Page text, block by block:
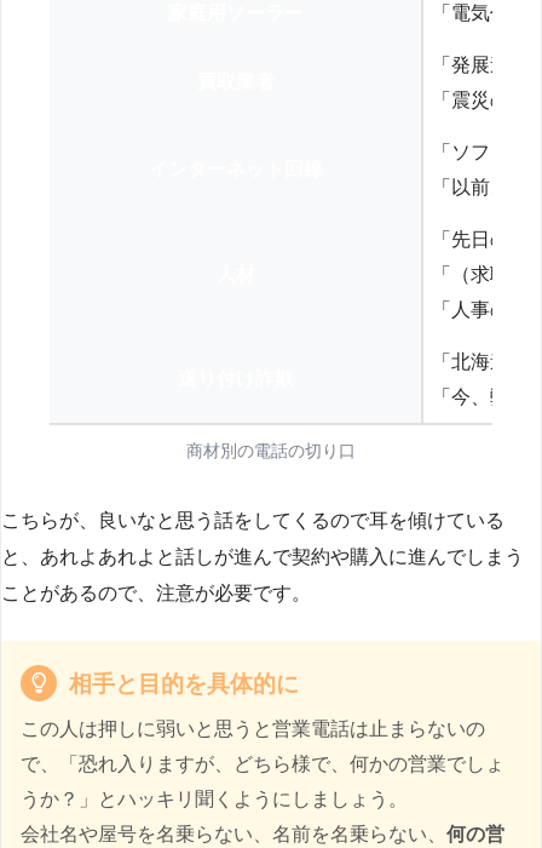
「電気代を
「発展途
「震災の
「ソフト
「以前、
「先日の
「（求職
「人事の方
「北海道
「今、弊
商材別の電話の切り口
こちらが、良いなと思う話をしてくるので耳を傾けている
と、あれよあれよと話しが進んで契約や購入に進んでしまう
ことがあるので、注意が必要です。
相手と目的を具体的に
この人は押しに弱いと思うと営業電話は止まらないの
で、「恐れ入りますが、どちら様で、何かの営業でしょ
うか？」とハッキリ聞くようにしましょう。
会社名や屋号を名乗らない、名前を名乗らない、 何の営